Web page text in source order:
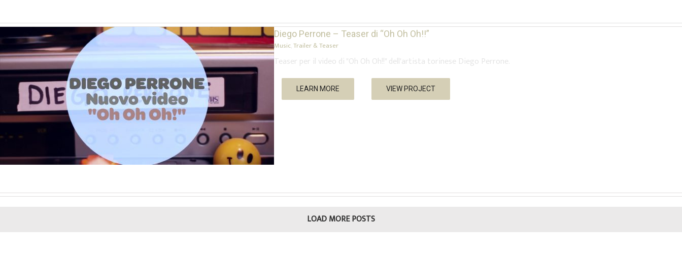
Diego Perrone – Teaser di “Oh Oh Oh!!”
Music Trailer & Teaser
Teaser per il video di "Oh Oh Oh!!" dell'artista torinese Diego Perrone.
LEARN MORE VIEW PROJECT
LOAD MORE POSTS